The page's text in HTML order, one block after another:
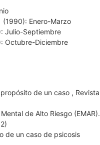
(1990): Enero-Marzo
Julio-Septiembre
Octubre-Diciembre
de un caso , Revista
de Alto Riesgo (EMAR).
de un caso de psicosis